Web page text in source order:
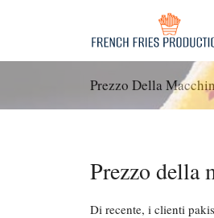
Prezzo Della
Prezzo della
Di recente, i clienti